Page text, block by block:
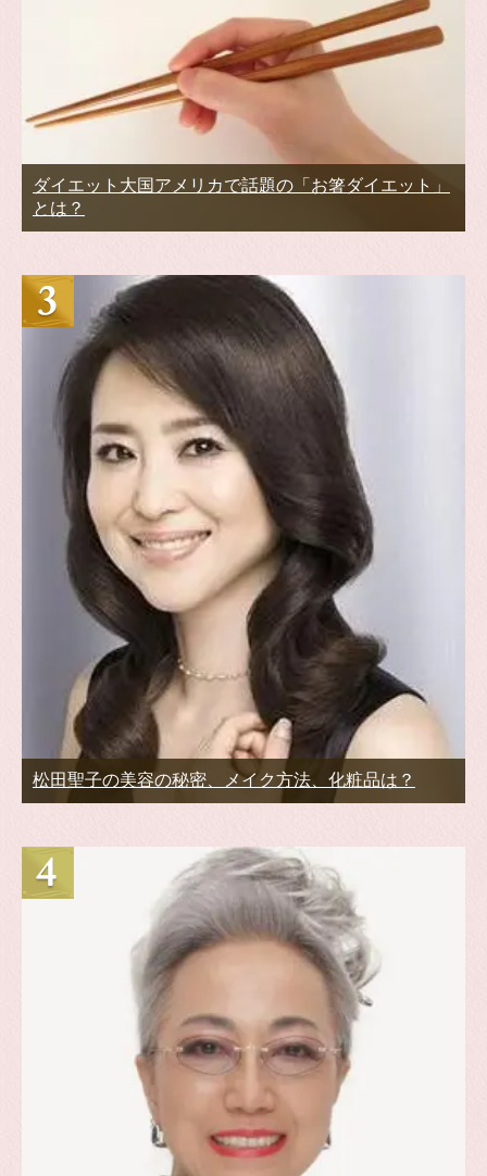
ダイエット大国アメリカで話題の「お箸ダイエット」
とは？
松田聖子の美容の秘密、メイク方法、化粧品は？